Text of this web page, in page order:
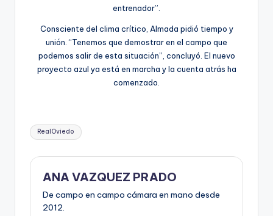
entrenador”.
Consciente del clima crítico, Almada pidió tiempo y
unión. “Tenemos que demostrar en el campo que
podemos salir de esta situación”, concluyó. El nuevo
proyecto azul ya está en marcha y la cuenta atrás ha
comenzado.
RealOviedo
ANA VAZQUEZ PRADO
De campo en campo cámara en mano desde
2012.